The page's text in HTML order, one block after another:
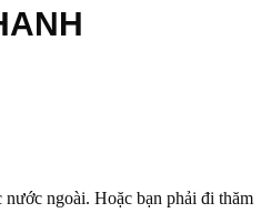
nước ngoài. Hoặc bạn phải đi thăm